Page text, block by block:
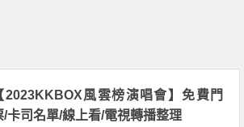
2023KKBOX風雲榜演唱會】免費門
/卡司名單/線上看/電視轉播整理